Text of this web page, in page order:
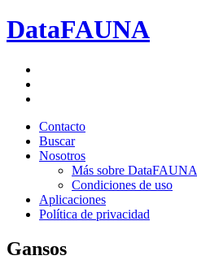
DataFAUNA
Saltar
contenido.
Contacto
Buscar
Nosotros
Más sobre DataFAUNA
Condiciones de uso
Aplicaciones
Política de privacidad
Gansos